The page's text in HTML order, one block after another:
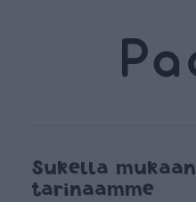
Sukella mukaan
tarinaamme